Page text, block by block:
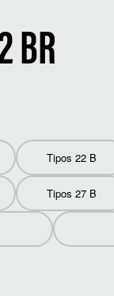
BR
Tipos 22 B
Tipos 27 B